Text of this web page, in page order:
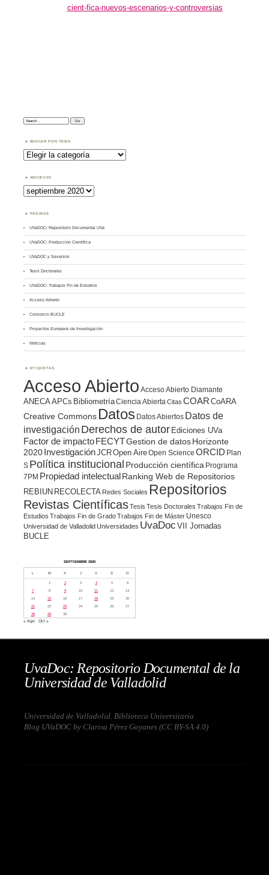
cient-fica-nuevos-escenarios-y-controversias
Search:
BUSCAR POR TEMA
Buscar
por
Tema
ARCHIVOS
Archivos
PÁGINAS
UVaDOC: Repositorio Documental UVa
UVaDOC: Producción Científica
UVaDOC y Sexenios
Tesis Doctorales
UVaDOC: Trabajos Fin de Estudios
Acceso Abierto
Consorcio BUCLE
Proyectos Europeos de Investigación
Noticias
ETIQUETAS
Acceso Abierto Acceso Abierto Diamante
ANECAAPCs BibliometríaCiencia Abierta Citas COAR CoARA
Creative Commons Datos Datos Abiertos Datos de
investigación Derechos de autor Ediciones UVa
Factor de impacto FECYTGestion de datosHorizonte
2020 InvestigaciónJCROpen AireOpen Science ORCID Plan
S Política institucional Producción científica Programa
7PM Propiedad intelectualRanking Web de Repositorios
REBIUN RECOLECTA Redes Sociales Repositorios
Revistas CientíficasTesis Tesis Doctorales Trabajos Fin de
Estudios Trabajos Fin de GradoTrabajos Fin de Máster Unesco
Universidad de Valladolid Universidades UvaDoc VII Jornadas
BUCLE
SEPTIEMBRE 2020
L M X J V S D
1 2 3 4 5
6
7
8 9 10 11 12
13
14
15 16 17 18 19
20
21
22 23 24 25 26
27
28
29 30
« Ago Oct »
UvaDoc: Repositorio Documental de la
Universidad de Valladolid
Universidad de Valladolid. Biblioteca Universitaria
Blog UVaDOC by Clarisa Pérez Goyanes (CC BY-SA 4.0)